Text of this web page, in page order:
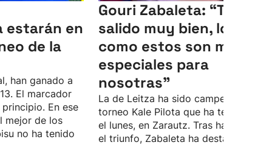
estarán en
de la
han ganado a
El marcador
En ese
mejor de los
no ha tenido
Gouri Zabaleta: “Todo ha
salido muy bien, los días
como estos son muy
especiales para
nosotras”
La de Leitza ha sido campeona en el
torneo Kale Pilota que ha tenido
el lunes, en Zarautz. Tras hacerse con
el triunfo, Zabaleta ha destacado el